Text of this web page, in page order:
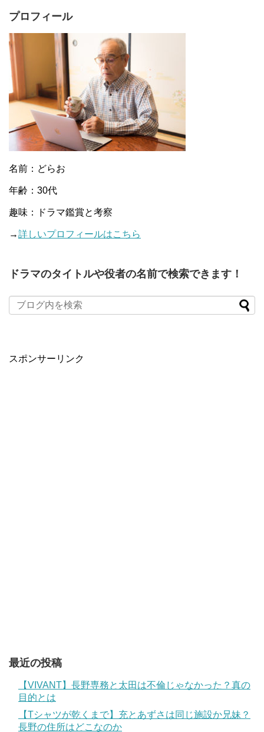
プロフィール
名前：どらお
年齢：30代
趣味：ドラマ鑑賞と考察
→詳しいプロフィールはこちら
ドラマのタイトルや役者の名前で検索できます！
スポンサーリンク
最近の投稿
【VIVANT】長野専務と太田は不倫じゃなかった？真の
目的とは
【Tシャツが乾くまで】充とあずさは同じ施設か兄妹？
長野の住所はどこなのか